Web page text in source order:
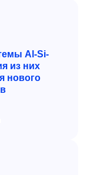
Al-Si-
из них
нового